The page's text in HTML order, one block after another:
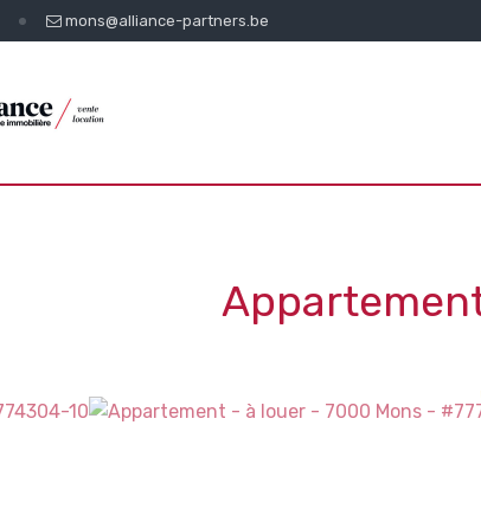
mons@alliance-partners.be